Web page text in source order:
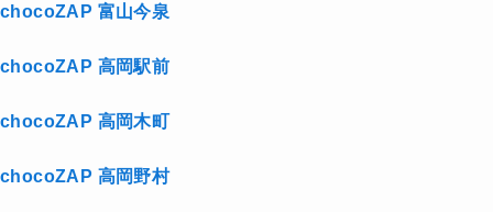
chocoZAP 富山今泉
chocoZAP 高岡駅前
chocoZAP 高岡木町
chocoZAP 高岡野村